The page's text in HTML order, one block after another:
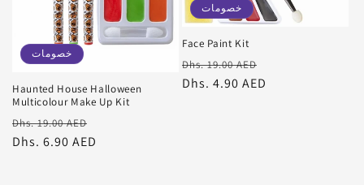
خصومات
Haunted House Halloween
Multicolour Make Up Kit
سعر
عادي
Dhs. 19.00 AED
Dhs. 6.90 AED
خصومات
Face Paint Kit
سعر
عادي
Dhs. 19.00 AED
Dhs. 4.90 AED